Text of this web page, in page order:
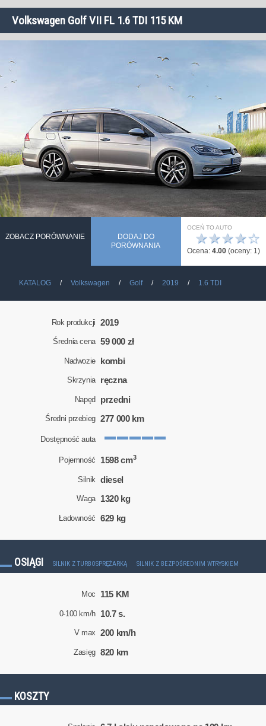
Volkswagen Golf VII FL 1.6 TDI 115 KM
ZOBACZ PORÓWNANIE
DODAJ DO
PORÓWNANIA
OCEŃ TO AUTO
☆
★
★
★
★
Ocena: 4.00 (oceny: 1)
KATALOG Volkswagen Golf 2019 1.6 TDI
Rok produkcji 2019
Średnia cena 59 000 zł
Nadwozie kombi
Skrzynia ręczna
Napęd przedni
Średni przebieg 277 000 km
Dostępność auta
Pojemność 1598 cm3
Silnik diesel
Waga 1320 kg
Ładowność 629 kg
OSIĄGI SILNIK Z TURBOSPRĘŻARKĄ SILNIK Z BEZPOŚREDNIM WTRYSKIEM
Moc 115 KM
0-100 km/h 10.7 s.
V max 200 km/h
Zasięg 820 km
KOSZTY